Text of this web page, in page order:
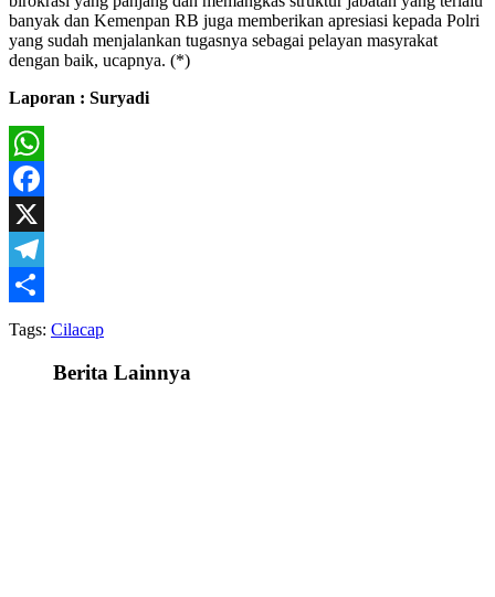
banyak dan Kemenpan RB juga memberikan apresiasi kepada Polri
yang sudah menjalankan tugasnya sebagai pelayan masyrakat
dengan baik, ucapnya. (*)
Laporan : Suryadi
WhatsApp
Facebook
X
Telegram
Share
Tags: Cilacap
Berita Lainnya